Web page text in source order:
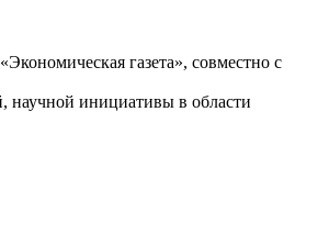
газета», совместно с
научной инициативы в области